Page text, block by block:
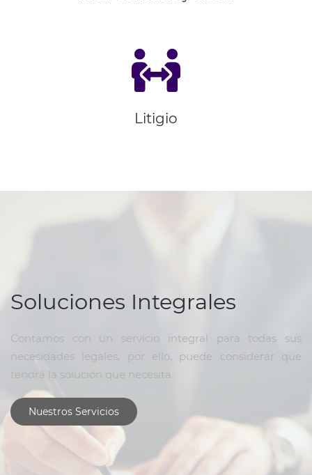
Litigio
Soluciones Integrales
Contamos con un servicio integral para todas sus
necesidades legales, por ello, puede considerar que
tendrá la solución que necesita.
Nuestros Servicios